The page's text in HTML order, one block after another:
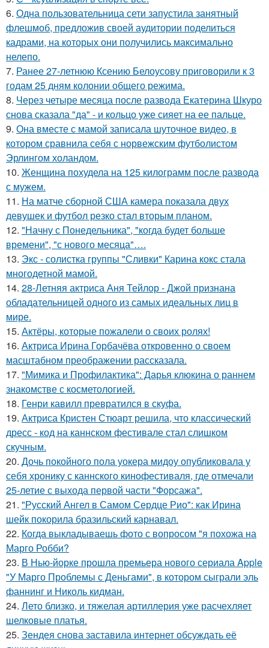
6. Одна пользовательница сети запустила занятный
флешмоб, предложив своей аудитории поделиться
кадрами, на которых они получились максимально
нелепо.
7. Ранее 27-летнюю Ксению Белоусову приговорили к 3
годам 25 дням колонии общего режима.
8. Через четыре месяца после развода Екатерина Шкуро
снова сказала "да" - и кольцо уже сияет на ее пальце.
9. Она вместе с мамой записала шуточное видео, в
котором сравнила себя с норвежским футболистом
Эрлингом холандом.
10. Женщина похудела на 125 килограмм после развода
с мужем.
11. На матче сборной США камера показала двух
девушек и футбол резко стал вторым планом.
12. "Начну с Понедельника", "когда будет больше
времени", "с нового месяца"….
13. Экс - солистка группы "Сливки" Карина кокс стала
многодетной мамой.
14. 28-Летняя актриса Аня Тейлор - Джой признана
обладательницей одного из самых идеальных лиц в
мире.
15. Актёры, которые пожалели о своих ролях!
16. Актриса Ирина Горбачёва откровенно о своем
масштабном преображении рассказала.
17. "Мимика и Профилактика": Дарья клюкина о раннем
знакомстве с косметологией.
18. Генри кавилл превратился в скуфа.
19. Актриса Кристен Стюарт решила, что классический
дресс - код на каннском фестивале стал слишком
скучным.
20. Дочь покойного пола уокера мидоу опубликовала у
себя хронику с каннского кинофестиваля, где отмечали
25-летие с выхода первой части "Форсажа".
21. "Русский Ангел в Самом Сердце Рио": как Ирина
шейк покорила бразильский карнавал.
22. Когда выкладываешь фото с вопросом "я похожа на
Марго Робби?
23. В Нью-йорке прошла премьера нового сериала Apple
"У Марго Проблемы с Деньгами", в котором сыграли эль
фаннинг и Николь кидман.
24. Лето близко, и тяжелая артиллерия уже расчехляет
шелковые платья.
25. Зендея снова заставила интернет обсуждать её